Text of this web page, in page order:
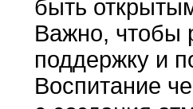
быть
Важно, чтобы
поддержку и
Воспитание